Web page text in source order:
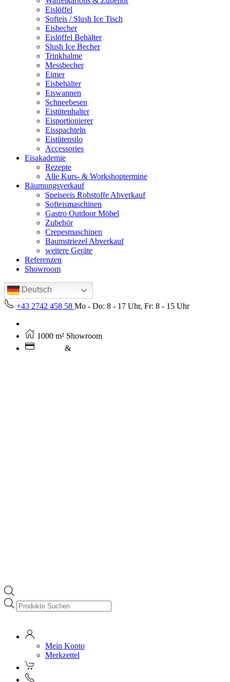
Eislöffel
Softeis / Slush Ice Tisch
Eisbecher
Eislöffel Behälter
Slush Ice Becher
Trinkhalme
Messbecher
Eimer
Eisbehälter
Eiswannen
Schneebesen
Eistütenhalter
Eisportionierer
Eisspachteln
Eistütensilo
Accessories
Eisakademie
Rezepte
Alle Kurs- & Workshoptermine
Räumungsverkauf
Speiseeis Rohstoffe Abverkauf
Softeismaschinen
Gastro Outdoor Möbel
Zubehör
Crepesmaschinen
Baumstriezel Abverkauf
weitere Geräte
Referenzen
Showroom
Deutsch
+43 2742 458 58 Mo - Do: 8 - 17 Uhr, Fr: 8 - 15 Uhr
1000 m² Showroom
&
Products
search
Mein Konto
Merkzettel